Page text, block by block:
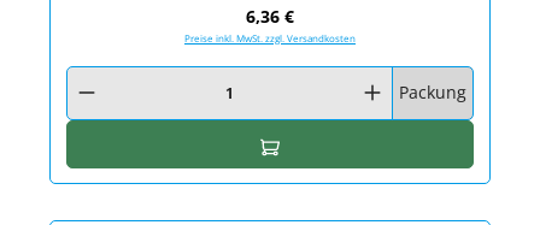
Regulärer Preis:
6,36 €
Preise inkl. MwSt. zzgl. Versandkosten
Produkt Anzahl: Gib den gewünschten Wert ein oder benutze die
Packung
In den Warenkorb